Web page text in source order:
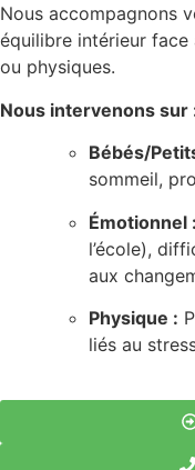
Nous accompagnons
équilibre intérieur
ou physiques.
Nous intervenons sur
Bébés/
sommeil,
Émotionnel :
l’école),
aux
Physique :
liés au